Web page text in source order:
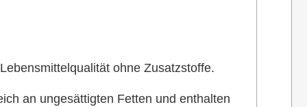
ohne Zusatzstoffe.
an ungesättigten Fetten und enthalten